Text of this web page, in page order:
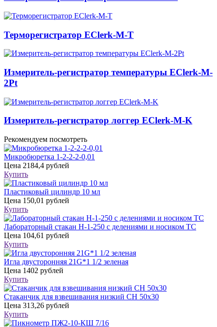
Терморегистратор EClerk-M-T
Измеритель-регистратор температуры EClerk-M-
2Pt
Измеритель-регистратор логгер EClerk-M-K
Рекомендуем посмотреть
Микробюретка 1-2-2-2-0,01
Цена 2184,4 рублей
Купить
Пластиковый цилиндр 10 мл
Цена 150,01 рублей
Купить
Лабораторный стакан Н-1-250 с делениями и носиком ТС
Цена 104,61 рублей
Купить
Игла двусторонняя 21G*1 1/2 зеленая
Цена 1402 рублей
Купить
Стаканчик для взвешивания низкий СН 50х30
Цена 313,26 рублей
Купить